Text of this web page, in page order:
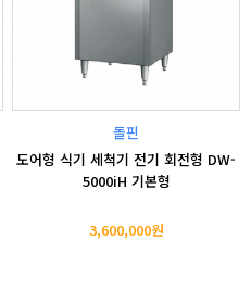
돌핀
도어형 식기 세척기 전기 회전형 DW-
5000iH 기본형
3,600,000원